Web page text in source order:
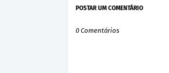
POSTAR UM COMENTÁRIO
0 Comentários